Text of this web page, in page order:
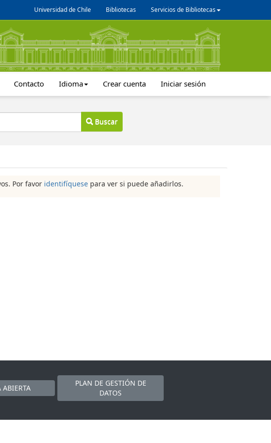
Universidad de Chile Bibliotecas Servicios de Bibliotecas
Contacto Idioma Crear cuenta Iniciar sesión
Buscar
Por favor identifíquese para ver si puede añadirlos.
ABIERTA
PLAN DE GESTIÓN DE
DATOS